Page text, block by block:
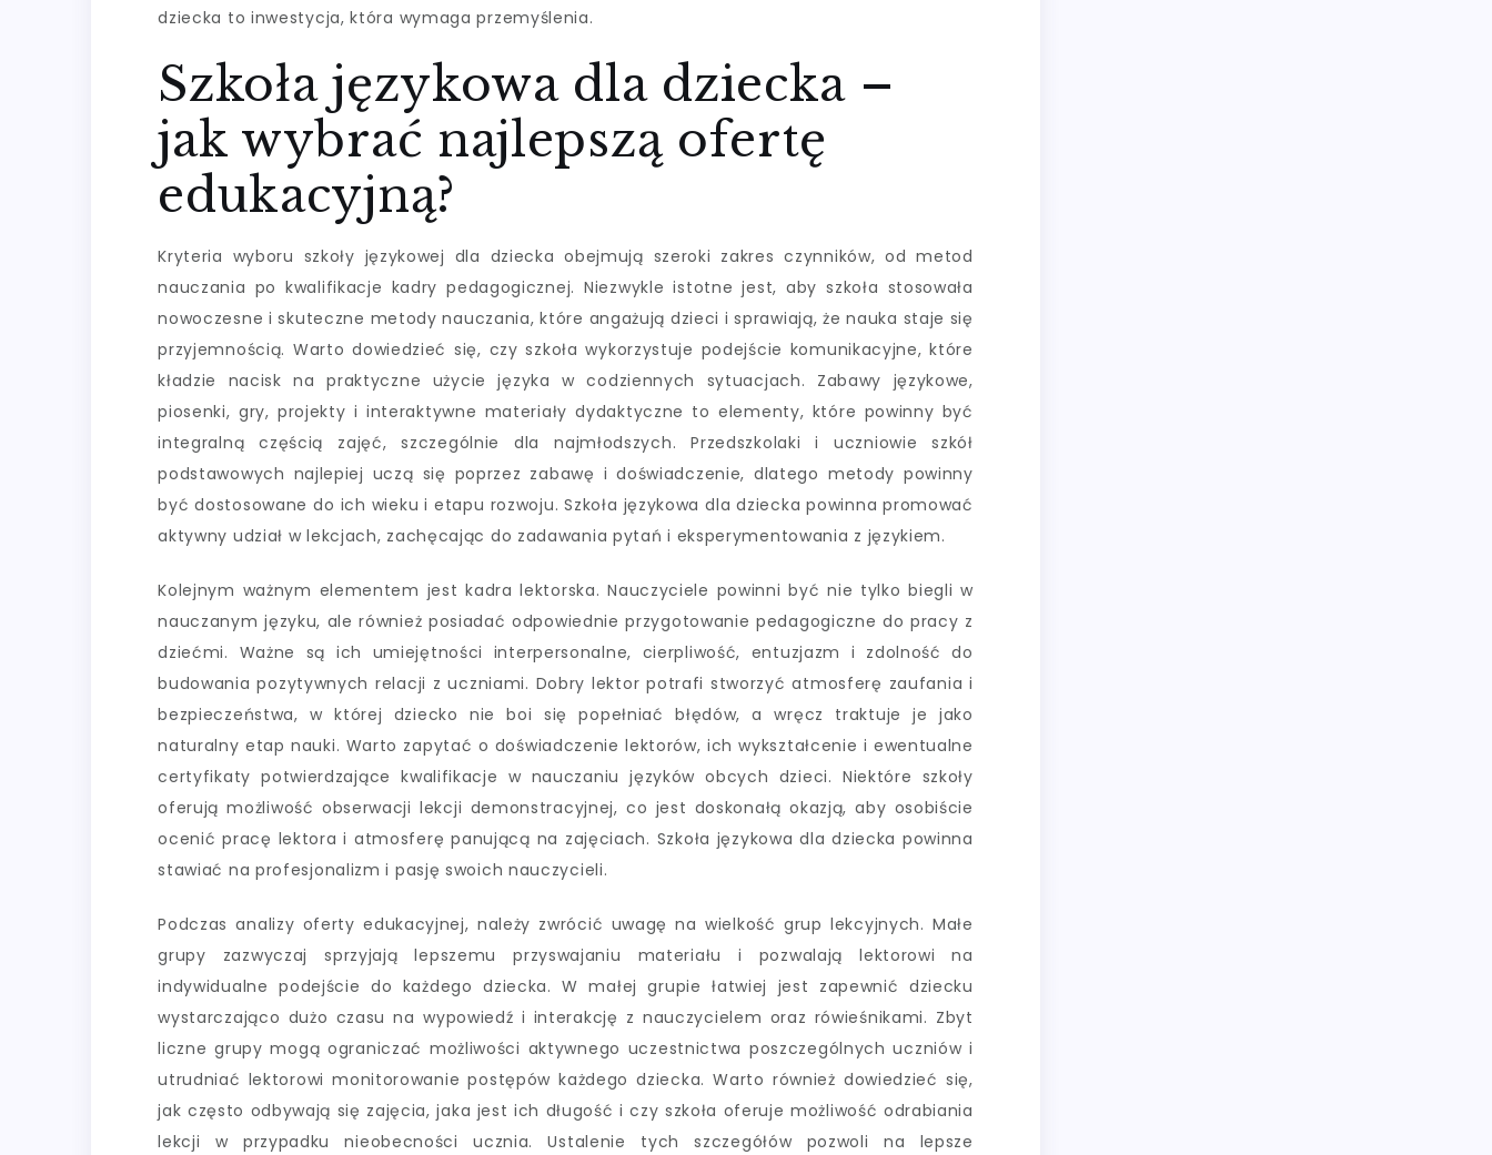
dziecka to inwestycja, która wymaga przemyślenia.
Szkoła językowa dla dziecka –
jak wybrać najlepszą ofertę
edukacyjną?
Kryteria wyboru szkoły językowej dla dziecka obejmują szeroki zakres czynników, od metod
nauczania po kwalifikacje kadry pedagogicznej. Niezwykle istotne jest, aby szkoła stosowała
nowoczesne i skuteczne metody nauczania, które angażują dzieci i sprawiają, że nauka staje się
przyjemnością. Warto dowiedzieć się, czy szkoła wykorzystuje podejście komunikacyjne, które
kładzie nacisk na praktyczne użycie języka w codziennych sytuacjach. Zabawy językowe,
piosenki, gry, projekty i interaktywne materiały dydaktyczne to elementy, które powinny być
integralną częścią zajęć, szczególnie dla najmłodszych. Przedszkolaki i uczniowie szkół
podstawowych najlepiej uczą się poprzez zabawę i doświadczenie, dlatego metody powinny
być dostosowane do ich wieku i etapu rozwoju. Szkoła językowa dla dziecka powinna promować
aktywny udział w lekcjach, zachęcając do zadawania pytań i eksperymentowania z językiem.
Kolejnym ważnym elementem jest kadra lektorska. Nauczyciele powinni być nie tylko biegli w
nauczanym języku, ale również posiadać odpowiednie przygotowanie pedagogiczne do pracy z
dziećmi. Ważne są ich umiejętności interpersonalne, cierpliwość, entuzjazm i zdolność do
budowania pozytywnych relacji z uczniami. Dobry lektor potrafi stworzyć atmosferę zaufania i
bezpieczeństwa, w której dziecko nie boi się popełniać błędów, a wręcz traktuje je jako
naturalny etap nauki. Warto zapytać o doświadczenie lektorów, ich wykształcenie i ewentualne
certyfikaty potwierdzające kwalifikacje w nauczaniu języków obcych dzieci. Niektóre szkoły
oferują możliwość obserwacji lekcji demonstracyjnej, co jest doskonałą okazją, aby osobiście
ocenić pracę lektora i atmosferę panującą na zajęciach. Szkoła językowa dla dziecka powinna
stawiać na profesjonalizm i pasję swoich nauczycieli.
Podczas analizy oferty edukacyjnej, należy zwrócić uwagę na wielkość grup lekcyjnych. Małe
grupy zazwyczaj sprzyjają lepszemu przyswajaniu materiału i pozwalają lektorowi na
indywidualne podejście do każdego dziecka. W małej grupie łatwiej jest zapewnić dziecku
wystarczająco dużo czasu na wypowiedź i interakcję z nauczycielem oraz rówieśnikami. Zbyt
liczne grupy mogą ograniczać możliwości aktywnego uczestnictwa poszczególnych uczniów i
utrudniać lektorowi monitorowanie postępów każdego dziecka. Warto również dowiedzieć się,
jak często odbywają się zajęcia, jaka jest ich długość i czy szkoła oferuje możliwość odrabiania
lekcji w przypadku nieobecności ucznia. Ustalenie tych szczegółów pozwoli na lepsze